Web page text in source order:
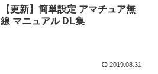
【更新】簡単設定 アマチュア無
線 マニュアル DL集
2019.08.31